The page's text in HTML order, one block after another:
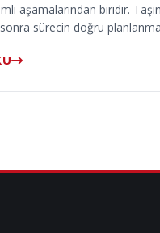
aşamalarından biridir.
sonra sürecin doğru